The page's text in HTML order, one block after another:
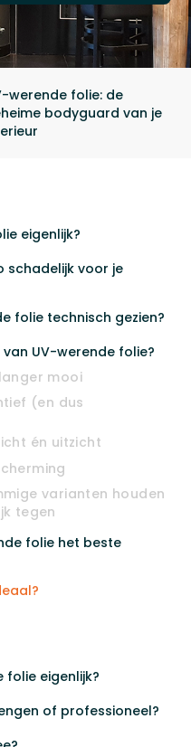
werende folie: de
bodyguard van je
eigenlijk?
schadelijk voor je
folie technisch gezien?
UV-werende folie?
mooi
(en dus
én uitzicht
varianten houden
tegen
folie het beste
folie eigenlijk?
of professioneel?